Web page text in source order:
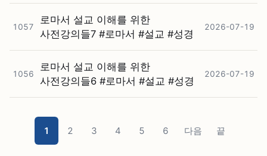
1057
로마서 설교 이해를 위한
사전강의들7 #⁠로마서 #⁠설교 #⁠성경
2026-07-19
1056
로마서 설교 이해를 위한
사전강의들6 #⁠로마서 #⁠설교 #⁠성경
2026-07-19
1 2 3 4 5 6 다음 끝